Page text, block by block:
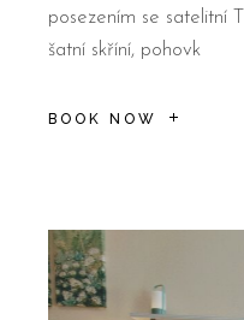
posezením se satelitní
šatní skříní, pohovk
BOOK NOW